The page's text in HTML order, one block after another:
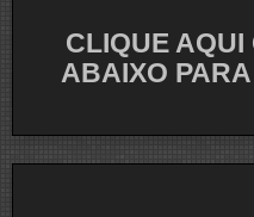
CLIQUE
ABAIXO